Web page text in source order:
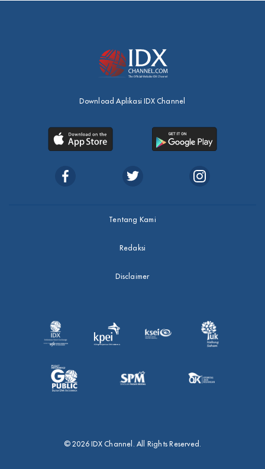
Download Aplikasi IDX Channel
Tentang Kami
Redaksi
Disclaimer
© 2026 IDX Channel. All Rights Reserved.